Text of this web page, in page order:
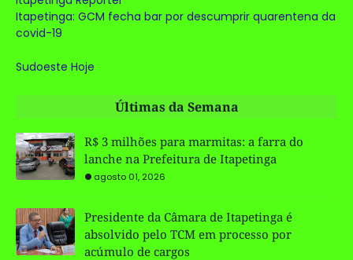
Itapetinga: GCM fecha bar por descumprir quarentena da
covid-19
Sudoeste Hoje
Últimas da Semana
R$ 3 milhões para marmitas: a farra do
lanche na Prefeitura de Itapetinga
agosto 01, 2026
Presidente da Câmara de Itapetinga é
absolvido pelo TCM em processo por
acúmulo de cargos